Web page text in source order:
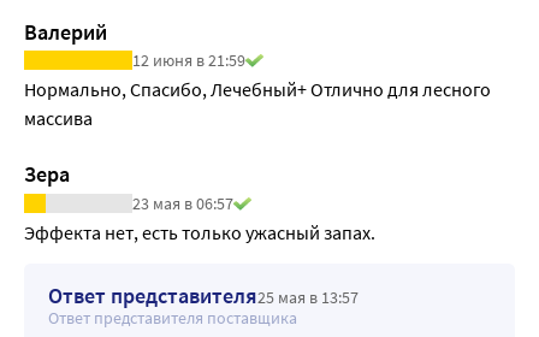
Валерий
12 июня в 21:59
Нормально, Спасибо, Лечебный+ Отлично для лесного
массива
Зера
23 мая в 06:57
Эффекта нет, есть только ужасный запах.
Ответ представителя25 мая в 13:57
Ответ представителя поставщика